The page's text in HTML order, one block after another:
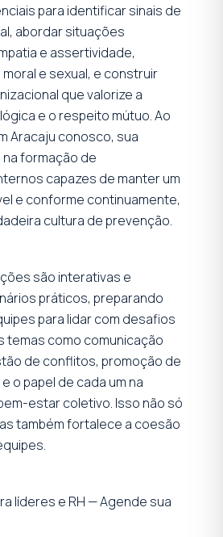
para identificar sinais de
abordar situações
e assertividade,
e sexual, e construir
que valorize a
e o respeito mútuo. Ao
Aracaju conosco, sua
formação de
capazes de manter um
e conforme continuamente,
cultura de prevenção.
são interativas e
práticos, preparando
para lidar com desafios
temas como comunicação
de conflitos, promoção de
o papel de cada um na
estar coletivo. Isso não só
também fortalece a coesão
líderes e RH — Agende sua